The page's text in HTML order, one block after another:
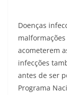
Doenças
acometerem
infecções
antes de ser
Programa